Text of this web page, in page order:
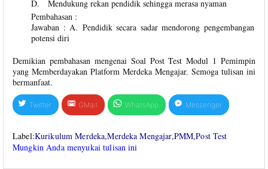
D.
Mendukung rekan pendidik sehingga merasa nyaman
Pembahasan :
Jawaban : A. Pendidik secara sadar mendorong pengembangan
potensi diri
Demikian pembahasan mengenai Soal Post Test Modul 1 Pemimpin
yang Memberdayakan Platform Merdeka Mengajar. Semoga tulisan ini
bermanfaat.
Twitter GMail WhatsApp Messenger
Label:Kurikulum Merdeka,Merdeka Mengajar,PMM,Post Test
Mungkin Anda menyukai tulisan ini